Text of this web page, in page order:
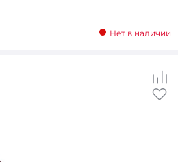
Нет в наличии